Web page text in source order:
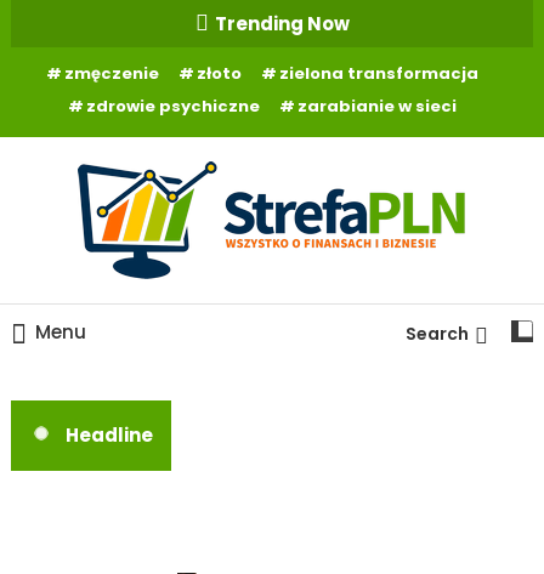
Content
Trending Now
zmęczenie złoto
zielona transformacja
zdrowie psychiczne
zarabianie w sieci
StrefaPLN.pl
Menu Search
Headline